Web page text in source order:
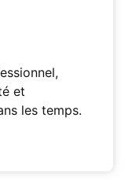
et
les temps.